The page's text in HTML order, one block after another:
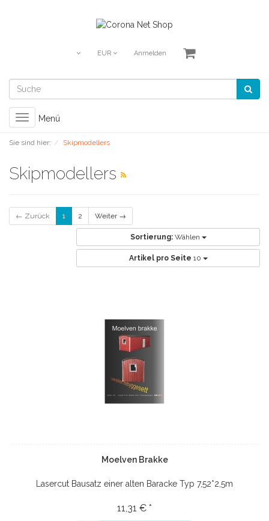
EUR Anmelden
Toggle
navigation
Menü
Sie sind hier: Skipmodellers
Skipmodellers
← Zurück 1 2 Weiter →
Sortierung: Wählen
Artikel pro Seite 10
Moelven Brakke
Lasercut Bausatz einer alten Baracke Typ 7,52*2,5m
11,31 € *